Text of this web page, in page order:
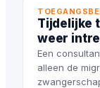
Tijdelijke
weer
Een
alleen de